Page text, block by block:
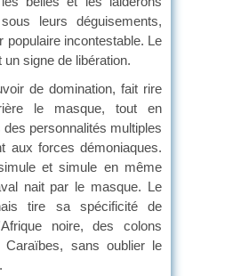
leurs déguisements,
populaire incontestable. Le
signe de libération.
de domination, fait rire
le masque, tout en
personnalités multiples
aux forces démoniaques.
et simule en même
nait par le masque. Le
tire sa spécificité de
noire, des colons
Caraïbes, sans oublier le